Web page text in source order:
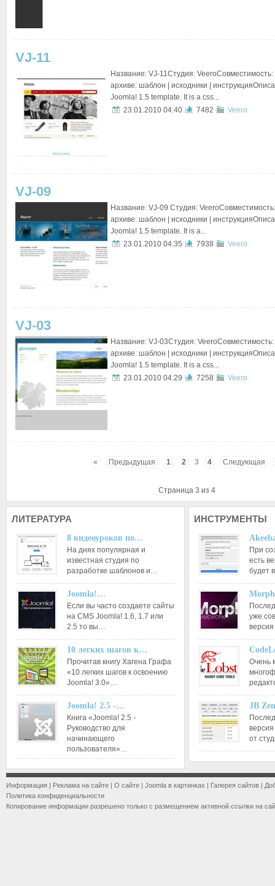
VJ-11
Название: VJ-11Студия:
архиве: шаблон | исходники |
Joomla! 1.5 template. It is a css...
23.01.2010 04:40
7482 Veero
VJ-09
Название: VJ-09 Студия:
архиве: шаблон | исходники |
Joomla! 1.5 template. It is a...
23.01.2010 04:35
7938 Veero
VJ-03
Название: VJ-03Студия:
архиве: шаблон | исходники |
Joomla! 1.5 template. It is a css...
23.01.2010 04:29
7258 Veero
« Предыдущая 1 2 3 4 Следующая
Страница 3 из 4
ЛИТЕРАТУРА
8 видеоуроков по…
На днях популярная и
известная студия по
разработке шаблонов и…
Joomla!…
Если вы часто создаете сайты
на CMS Joomla! 1.6, 1.7 или
2.5 то вы…
10 легких шагов к…
Прочитав книгу Хагена Графа
«10 легких шагов к освоению
Joomla! 3.0»…
Joomla! 2.5 -…
Книга «Joomla! 2.5 -
Руководство для
начинающего
пользователя»…
ИНСТРУМЕНТЫ
При
есть
будет
уже
Очень
JB
от
Информация | Реклама на сайте | О сайте | Joomla в картинках | Галерея сайтов |
Политика конфиденциальности
Копирование информации разрешено только с размещением активной ссылки на